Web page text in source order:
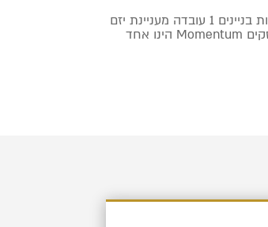
מומנטום – נתניה קומות 9 יחידות דיור כ – 4,000 מ"ר מסחר וכ – 17,000 מ"ר משרדים כמות בניינים 1 עובדה מעניינת יזם
שרון & נהב, חקלאי נכסים, מידאס אדריכל כנף פרנס אדריכלים אודות הפרויקט קמפוס העסקים Momentum הינו אחד